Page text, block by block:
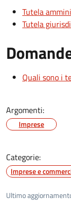
Tutela
Tutela
Quali sono i
Argomenti:
Imprese
Categorie:
Imprese e
Ultimo